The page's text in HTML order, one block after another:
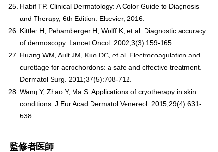
Habif TP. Clinical Dermatology: A Color Guide to Diagnosis
and Therapy, 6th Edition. Elsevier, 2016.
Kittler H, Pehamberger H, Wolff K, et al. Diagnostic accuracy
of dermoscopy. Lancet Oncol. 2002;3(3):159-165.
Huang WM, Ault JM, Kuo DC, et al. Electrocoagulation and
curettage for acrochordons: a safe and effective treatment.
Dermatol Surg. 2011;37(5):708-712.
Wang Y, Zhao Y, Ma S. Applications of cryotherapy in skin
conditions. J Eur Acad Dermatol Venereol. 2015;29(4):631-
638.
監修者医師